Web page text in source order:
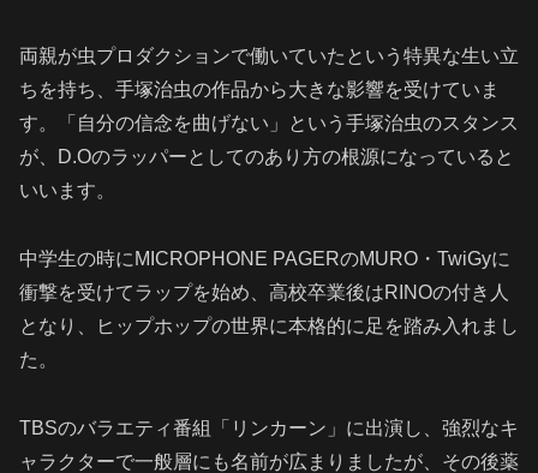
両親が虫プロダクションで働いていたという特異な生い立
ちを持ち、手塚治虫の作品から大きな影響を受けていま
す。「自分の信念を曲げない」という手塚治虫のスタンス
が、D.Oのラッパーとしてのあり方の根源になっていると
いいます。
中学生の時にMICROPHONE PAGERのMURO・TwiGyに
衝撃を受けてラップを始め、高校卒業後はRINOの付き人
となり、ヒップホップの世界に本格的に足を踏み入れまし
た。
TBSのバラエティ番組「リンカーン」に出演し、強烈なキ
ャラクターで一般層にも名前が広まりましたが、その後薬